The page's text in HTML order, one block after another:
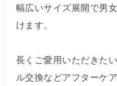
幅広いサイズ展開で男
けます。
長くご愛用いただきた
ル交換などアフターケ